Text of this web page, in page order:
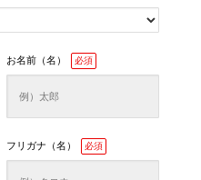
お名前（名） 必須
フリガナ（名） 必須